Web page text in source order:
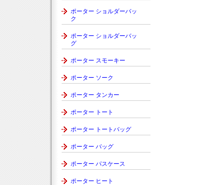
ポーター ショルダーバッ
ク
ポーター ショルダーバッ
グ
ポーター スモーキー
ポーター ソーク
ポーター タンカー
ポーター トート
ポーター トートバッグ
ポーター バッグ
ポーター パスケース
ポーター ヒート